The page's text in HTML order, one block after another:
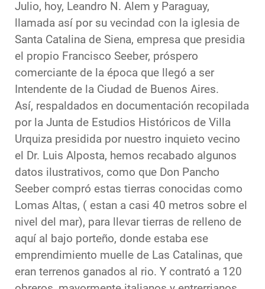
Julio, hoy, Leandro N. Alem y Paraguay,
llamada así por su vecindad con la iglesia de
Santa Catalina de Siena, empresa que presidia
el propio Francisco Seeber, próspero
comerciante de la época que llegó a ser
Intendente de la Ciudad de Buenos Aires.
Así, respaldados en documentación recopilada
por la Junta de Estudios Históricos de Villa
Urquiza presidida por nuestro inquieto vecino
el Dr. Luis Alposta, hemos recabado algunos
datos ilustrativos, como que Don Pancho
Seeber compró estas tierras conocidas como
Lomas Altas, ( estan a casi 40 metros sobre el
nivel del mar), para llevar tierras de relleno de
aquí al bajo porteño, donde estaba ese
emprendimiento muelle de Las Catalinas, que
eran terrenos ganados al rio. Y contrató a 120